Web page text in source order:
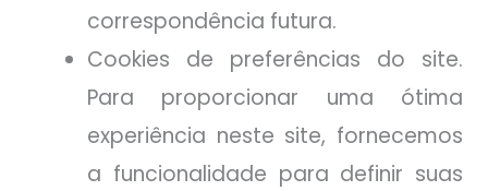
correspondência futura.
Cookies de preferências do site.
Para proporcionar uma ótima
experiência neste site, fornecemos
a funcionalidade para definir suas